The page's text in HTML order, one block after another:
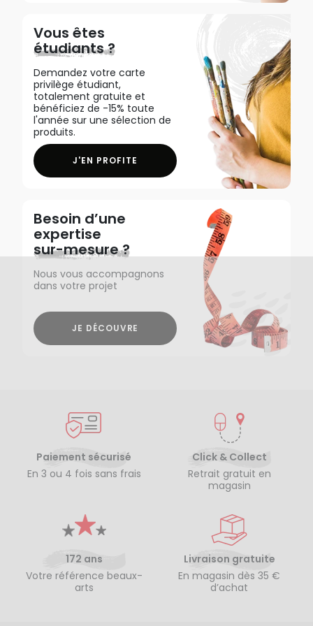
Vous êtes
étudiants ?
Demandez votre carte
privilège étudiant,
totalement gratuite et
bénéficiez de -15% toute
l'année sur une sélection de
produits.
J'EN PROFITE
Besoin d’une
expertise
sur-mesure ?
Nous vous accompagnons
dans votre projet
JE DÉCOUVRE
Paiement sécurisé
En 3 ou 4 fois sans frais
Click & Collect
Retrait gratuit en
magasin
172 ans
Votre référence beaux-
arts
Livraison gratuite
En magasin dès 35 €
d’achat